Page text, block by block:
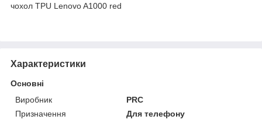
чохол TPU Lenovo A1000 red
Характеристики
Основні
Виробник
PRC
Призначення
Для телефону